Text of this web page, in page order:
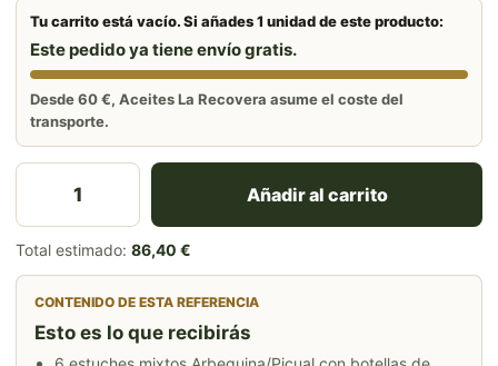
Tu carrito está vacío. Si añades 1 unidad de este producto:
Este pedido ya tiene envío gratis.
Desde 60 €, Aceites La Recovera asume el coste del
transporte.
Pack Ahorro Estuches Arbequina y Picual (Regalo) –
Añadir al carrito
Total estimado: 86,40 €
CONTENIDO DE ESTA REFERENCIA
Esto es lo que recibirás